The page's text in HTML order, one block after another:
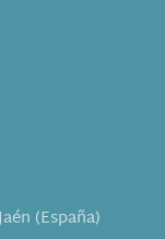
(España)